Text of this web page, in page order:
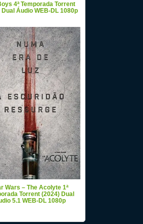
4ª Temporada Torrent
Dual Áudio WEB-DL 1080p
Wars – The Acolyte 1ª
Torrent (2024) Dual
5.1 WEB-DL 1080p